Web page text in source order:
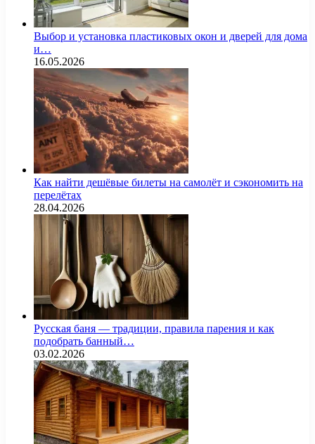
Выбор и установка пластиковых окон и дверей для дома
и…
16.05.2026
Как найти дешёвые билеты на самолёт и сэкономить на
перелётах
28.04.2026
Русская баня — традиции, правила парения и как
подобрать банный…
03.02.2026